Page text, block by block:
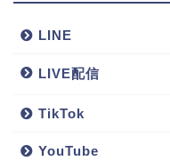
LINE
LIVE配信
TikTok
YouTube